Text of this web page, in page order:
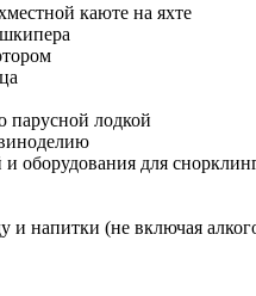
каюте на яхте
парусной лодкой
оборудования для
и напитки (не включая